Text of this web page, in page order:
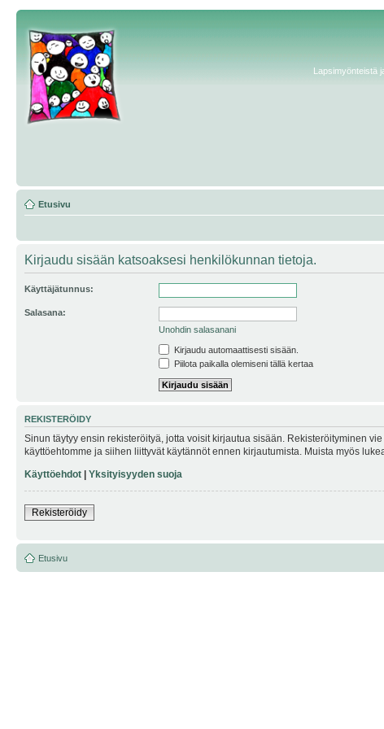
Lapsimyönteistä
Etusivu
Kirjaudu sisään katsoaksesi henkilökunnan tietoja.
Käyttäjätunnus:
Salasana:
Unohdin salasanani
Kirjaudu automaattisesti sisään.
Piilota paikalla olemiseni tällä kertaa
REKISTERÖIDY
Sinun täytyy ensin rekisteröityä, jotta voisit kirjautua sisään. Rekisteröityminen
käyttöehtomme ja siihen liittyvät käytännöt ennen kirjautumista. Muista myös
Käyttöehdot | Yksityisyyden suoja
Rekisteröidy
Etusivu